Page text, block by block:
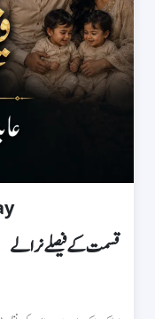
قسمت کے فیصلے نرالے